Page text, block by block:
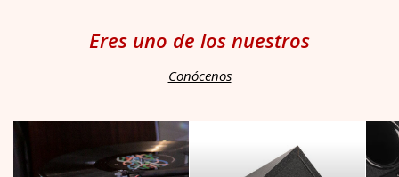
Eres uno de los nuestros
Conócenos